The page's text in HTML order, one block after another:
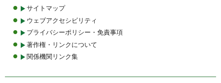
サイトマップ
ウェブアクセシビリティ
プライバシーポリシー・免責事項
著作権・リンクについて
関係機関リンク集